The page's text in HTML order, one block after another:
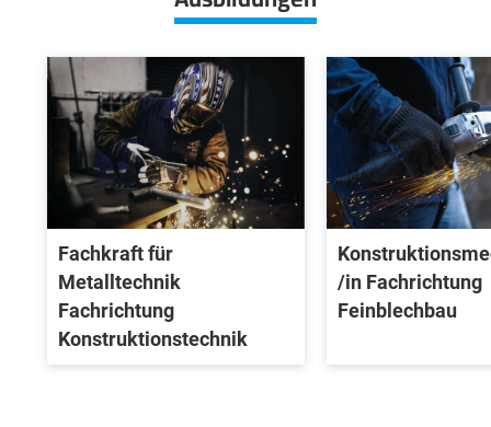
Fachkraft für
Metalltechnik
Fachrichtung
Konstruktionstechnik
/in Fachrichtung
Feinblechbau